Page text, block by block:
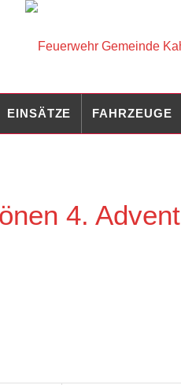
EINSÄTZE FAHRZEUGE
4. Advent